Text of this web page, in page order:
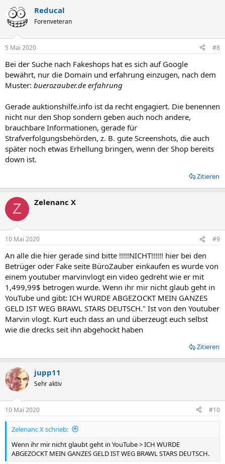
Reducal
Forenveteran
5 Mai 2020 #8
Bei der Suche nach Fakeshops hat es sich auf Google
bewährt, nur die Domain und erfahrung einzugen, nach dem
Muster: buerozauber.de erfahrung
Gerade auktionshilfe.info ist da recht engagiert. Die benennen
nicht nur den Shop sondern geben auch noch andere,
brauchbare Informationen, gerade für
Strafverfolgungsbehörden, z. B. gute Screenshots, die auch
später noch etwas Erhellung bringen, wenn der Shop bereits
down ist.
Zitieren
Z Zelenanc X
10 Mai 2020 #9
An alle die hier gerade sind bitte !!!!!NICHT!!!!!! hier bei den
Betrüger oder Fake seite BüroZauber einkaufen es wurde von
einem youtuber marvinvlogt ein video gedreht wie er mit
1,499,99$ betrogen wurde. Wenn ihr mir nicht glaub geht in
YouTube und gibt: ICH WURDE ABGEZOCKT MEIN GANZES
GELD IST WEG BRAWL STARS DEUTSCH." Ist von den Youtuber
Marvin vlogt. Kurt euch dass an und überzeugt euch selbst
wie die drecks seit ihn abgehockt haben
Zitieren
jupp11
Sehr aktiv
10 Mai 2020 #10
Zelenanc X schrieb:
Wenn ihr mir nicht glaubt geht in YouTube > ICH WURDE
ABGEZOCKT MEIN GANZES GELD IST WEG BRAWL STARS DEUTSCH.